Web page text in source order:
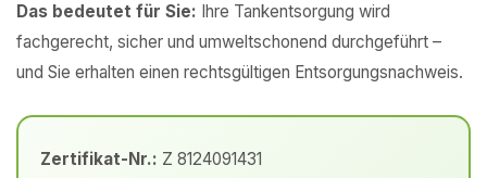
Das bedeutet für Sie: Ihre Tankentsorgung wird
fachgerecht, sicher und umweltschonend durchgeführt –
und Sie erhalten einen rechtsgültigen Entsorgungsnachweis.
Zertifikat-Nr.: Z 8124091431